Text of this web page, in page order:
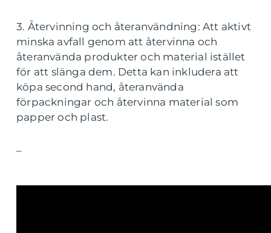
3. Återvinning och återanvändning: Att aktivt
minska avfall genom att återvinna och
återanvända produkter och material istället
för att slänga dem. Detta kan inkludera att
köpa second hand, återanvända
förpackningar och återvinna material som
papper och plast.
–